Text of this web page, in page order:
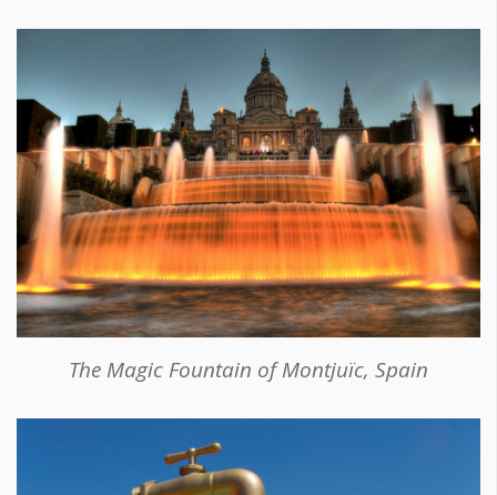
The Magic Fountain of Montjuïc, Spain